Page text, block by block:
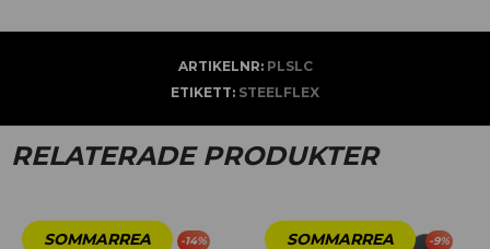
ARTIKELNR: PLSLC
ETIKETT: STEELFLEX
RELATERADE PRODUKTER
-14% -9%